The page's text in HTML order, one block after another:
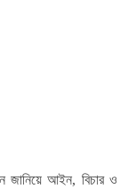
জানিয়ে আইন,